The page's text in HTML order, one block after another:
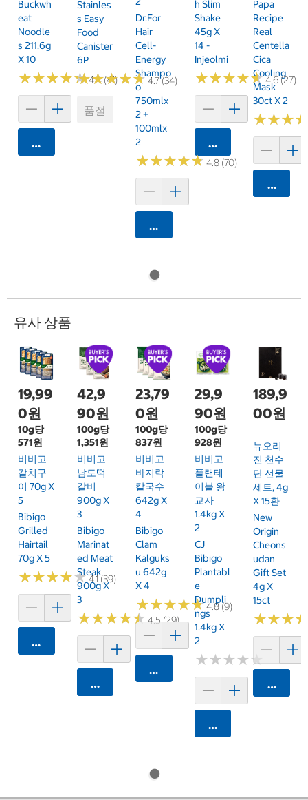
Buckwh
Eat
Noodle
S 211.6g
X 10
★★★★★
★★★★★4.4 (41)
카트에 담기
Stainles
S Easy
Food
Canister
6P
★★★★★
★★★★★4.7 (34)
품절
Dr.For
Hair
Cell-
Energy
Shampo
O
750mlx
2 +
100mlx
2
★★★★★
★★★★★4.8 (70)
카트에 담기
H Slim
Shake
45g X
14 -
Injeolmi
★★★★★
★★★★★4.6 (27)
카트에 담기
Papa
Recipe
Real
Centella
Cica
Cooling
Mask
30ct X 2
★★★
★★★
카트에
유사 상품
19,99
0원
10g당
571원
비비고
갈치구
이 70g X
5
Bibigo
Grilled
Hairtail
70g X 5
★★★★★
★★★★★4.1 (39)
카트에 담기
42,9
90원
100g당
1,351원
비비고
남도떡
갈비
900g X
3
Bibigo
Marinat
Ed Meat
Steak
900g X
3
★★★★★
★★★★★4.5 (29)
카트에 담기
23,79
0원
100g당
837원
비비고
바지락
칼국수
642g X
4
Bibigo
Clam
Kalguks
U 642g
X 4
★★★★★
★★★★★4.8 (9)
카트에 담기
29,9
90원
100g당
928원
비비고
플랜테
이블 왕
교자
1.4kg X
2
CJ
Bibigo
Plantabl
E
Dumpli
Ngs
1.4kg X
2
★★★★★
★★★★★
카트에 담기
189,9
00원
뉴오리
진 천수
단 선물
세트, 4g
X 15환
New
Origin
Cheons
Udan
Gift Set
4g X
15ct
★★★
★★★
카트에